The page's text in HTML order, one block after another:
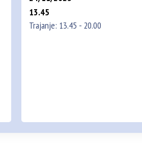
13.45
Trajanje: 13.45 - 20.00